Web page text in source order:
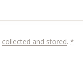
collected and stored.*